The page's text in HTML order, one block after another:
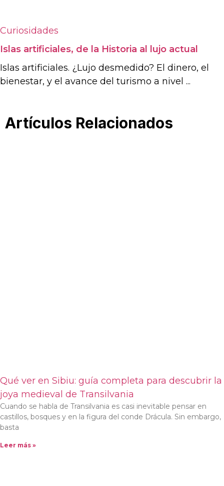
Curiosidades
Islas artificiales, de la Historia al lujo actual
Islas artificiales. ¿Lujo desmedido? El dinero, el
bienestar, y el avance del turismo a nivel ...
Artículos Relacionados
Qué ver en Sibiu: guía completa para descubrir la
joya medieval de Transilvania
Cuando se habla de Transilvania es casi inevitable pensar en
castillos, bosques y en la figura del conde Drácula. Sin embargo,
basta
Leer más »